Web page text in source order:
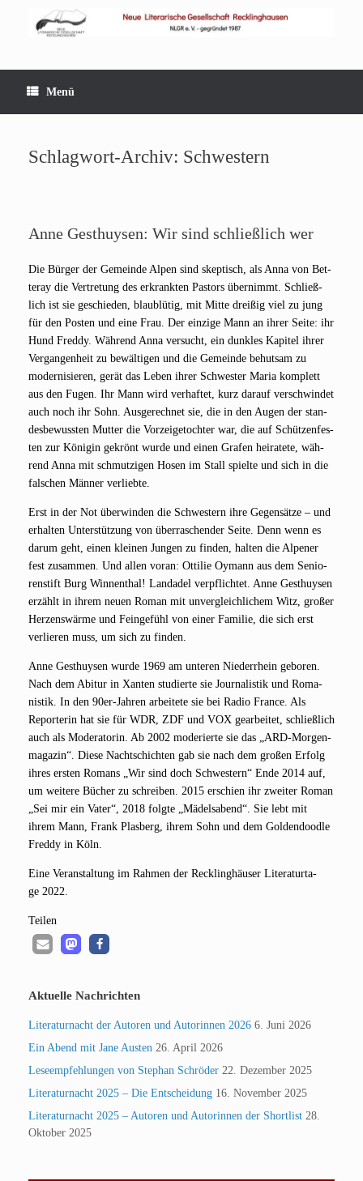
Menü
Schlagwort-Archiv: Schwestern
Anne Gesthuysen: Wir sind schließlich wer
Die Bür­ger der Gemein­de Alpen sind skep­tisch, als Anna von Bet­
teray die Ver­tre­tung des erkrank­ten Pas­tors über­nimmt. Schließ­
lich ist sie geschie­den, blau­blü­tig, mit Mit­te drei­ßig viel zu jung
für den Pos­ten und eine Frau. Der ein­zi­ge Mann an ihrer Sei­te: ihr
Hund Fred­dy. Wäh­rend Anna ver­sucht, ein dunk­les Kapi­tel ihrer
Ver­gan­gen­heit zu bewäl­ti­gen und die Gemein­de behut­sam zu
moder­ni­sie­ren, gerät das Leben ihrer Schwes­ter Maria kom­plett
aus den Fugen. Ihr Mann wird ver­haf­tet, kurz dar­auf ver­schwin­det
auch noch ihr Sohn. Aus­ge­rech­net sie, die in den Augen der stan­
des­be­wuss­ten Mut­ter die Vor­zei­ge­toch­ter war, die auf Schüt­zen­fes­
ten zur Köni­gin gekrönt wur­de und einen Gra­fen hei­ra­te­te, wäh­
rend Anna mit schmut­zi­gen Hosen im Stall spiel­te und sich in die
fal­schen Män­ner verliebte.
Erst in der Not über­win­den die Schwes­tern ihre Gegen­sät­ze – und
erhal­ten Unter­stüt­zung von über­ra­schen­der Sei­te. Denn wenn es
dar­um geht, einen klei­nen Jun­gen zu fin­den, hal­ten die Alpe­ner
fest zusam­men. Und allen vor­an: Otti­lie Oymann aus dem Senio­
ren­stift Burg Win­nen­thal! Land­adel ver­pflich­tet. Anne Ges­t­huy­sen
erzählt in ihrem neu­en Roman mit unver­gleich­li­chem Witz, gro­ßer
Her­zens­wär­me und Fein­ge­fühl von einer Fami­lie, die sich erst
ver­lie­ren muss, um sich zu finden.
Anne Ges­t­huy­sen wur­de 1969 am unte­ren Nie­der­rhein gebo­ren.
Nach dem Abitur in Xan­ten stu­dier­te sie Jour­na­lis­tik und Roma­
nis­tik. In den 90er-Jah­ren arbei­te­te sie bei Radio France. Als
Repor­te­rin hat sie für WDR, ZDF und VOX gear­bei­tet, schließ­lich
auch als Mode­ra­to­rin. Ab 2002 mode­rier­te sie das „ARD-Mor­gen­
ma­ga­zin“. Die­se Nacht­schich­ten gab sie nach dem gro­ßen Erfolg
ihres ers­ten Romans „Wir sind doch Schwes­tern“ Ende 2014 auf,
um wei­te­re Bücher zu schrei­ben. 2015 erschien ihr zwei­ter Roman
„Sei mir ein Vater“, 2018 folg­te „Mädels­abend“. Sie lebt mit
ihrem Mann, Frank Plas­berg, ihrem Sohn und dem Gol­den­dood­le
Fred­dy in Köln.
Eine Ver­an­stal­tung im Rah­men der Reck­ling­häu­ser Lite­ra­tur­ta­
ge 2022.
Tei­len
Aktuelle Nachrichten
Literaturnacht der Autoren und Autorinnen 2026 6. Juni 2026
Ein Abend mit Jane Austen 26. April 2026
Leseempfehlungen von Stephan Schröder 22. Dezember 2025
Literaturnacht 2025 – Die Entscheidung 16. November 2025
Literaturnacht 2025 – Autoren und Autorinnen der Shortlist 28.
Oktober 2025